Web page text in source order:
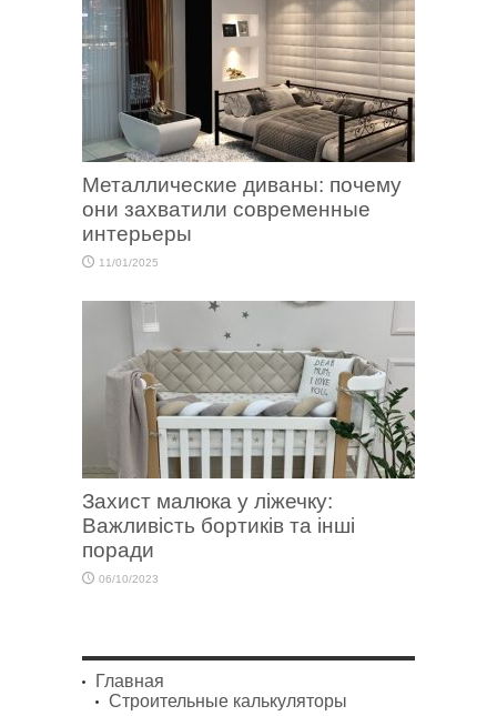
Металлические диваны: почему
они захватили современные
интерьеры
11/01/2025
Захист малюка у ліжечку:
Важливість бортиків та інші
поради
06/10/2023
Главная
Строительные калькуляторы